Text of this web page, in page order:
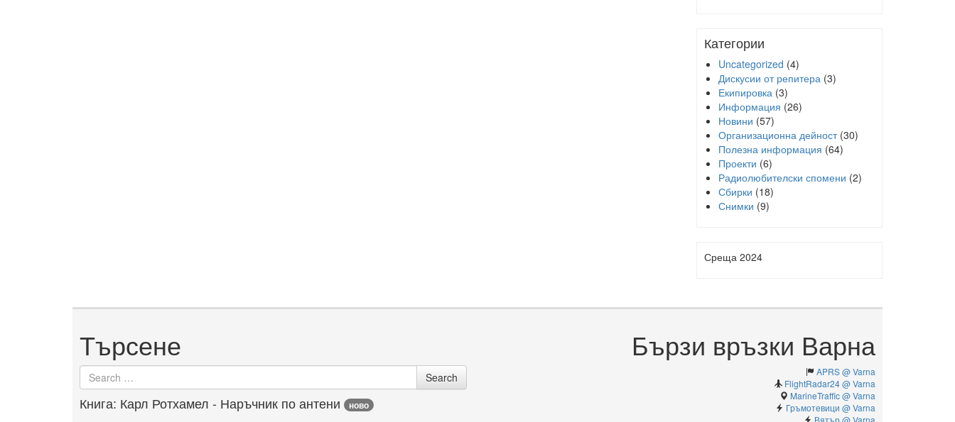
Категории
Uncategorized (4)
Дискусии от репитера(3)
Екипировка(3)
Информация (26)
Новини (57)
Организационна дейност(30)
Полезна информация (64)
Проекти (6)
Радиолюбителски спомени (2)
Сбирки (18)
Снимки (9)
Среща 2024
Търсене
Search
for
Search
Книга: Карл Ротхамел - Наръчник по антени ново
Бързи връзки Варна
APRS @ Varna
FlightRadar24 @ Varna
MarineTraffic @ Varna
Гръмотевици @ Varna
Вятър @ Varna